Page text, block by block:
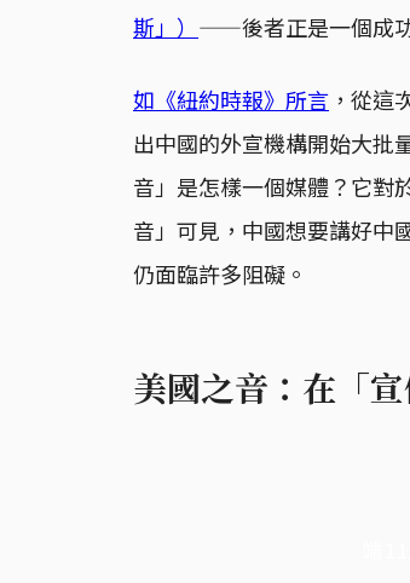
斯」） ——後者正是一個成
如《紐約時報》所言 ，從這
出中國的外宣機構開始大批
音」是怎樣一個媒體？它對
音」可見，中國想要講好中
仍面臨許多阻礙。
美國之音：在「